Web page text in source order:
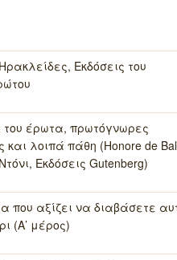
Εκδόσεις του
έρωτα, πρωτόγνωρες
και λοιπά πάθη (Honore de
Εκδόσεις Gutenberg)
που αξίζει να διαβάσετε
(Α’ μέρος)